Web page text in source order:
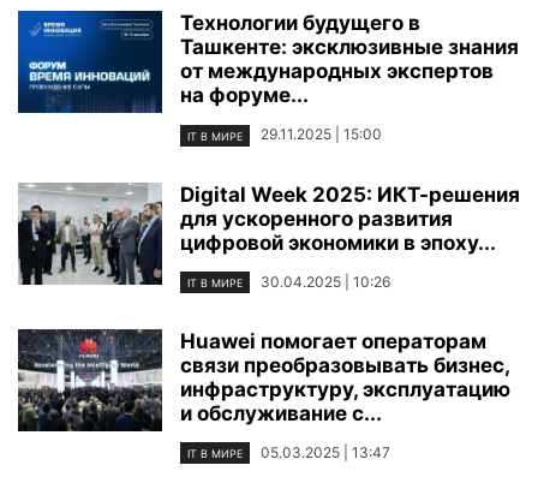
Технологии будущего в
Ташкенте: эксклюзивные знания
от международных экспертов
на форуме...
IT В МИРЕ 29.11.2025 | 15:00
Digital Week 2025: ИКТ-решения
для ускоренного развития
цифровой экономики в эпоху...
IT В МИРЕ 30.04.2025 | 10:26
Huawei помогает операторам
связи преобразовывать бизнес,
инфраструктуру, эксплуатацию
и обслуживание с...
IT В МИРЕ 05.03.2025 | 13:47